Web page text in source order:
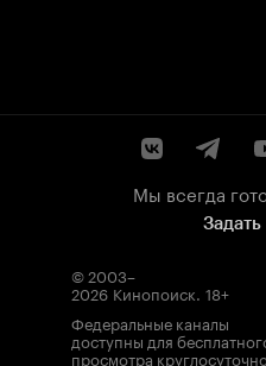
Мы всегда
© 2003–
2026 Кинопоиск. 18+
Федеральные каналы
доступны для
просмотра